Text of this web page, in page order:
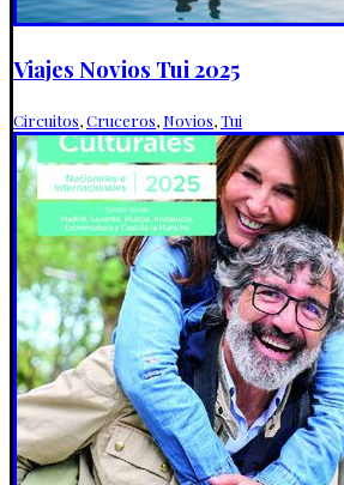
Viajes Novios Tui 2025
Circuitos,Cruceros, Novios,Tui